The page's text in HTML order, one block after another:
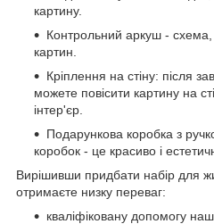
картину.
Контрольний аркуш -
картин.
Кріплення на стіну: після
можете повісити картину на
інтер'єр.
Подарункова коробка з
коробок - це красиво і
Вирішивши придбати набір для
отримаєте низку переваг:
кваліфіковану допомогу